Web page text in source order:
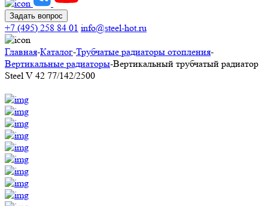
Задать вопрос
+7 (495) 258 84 01 info@steel-hot.ru
Главная-Каталог-Трубчатые радиаторы отопления-
Вертикальные радиаторы-Вертикальный трубчатый радиатор
Steel V 42 77/142/2500